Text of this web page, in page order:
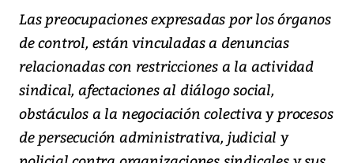
Las preocupaciones expresadas por los órganos
de control, están vinculadas a denuncias
relacionadas con restricciones a la actividad
sindical, afectaciones al diálogo social,
obstáculos a la negociación colectiva y procesos
de persecución administrativa, judicial y